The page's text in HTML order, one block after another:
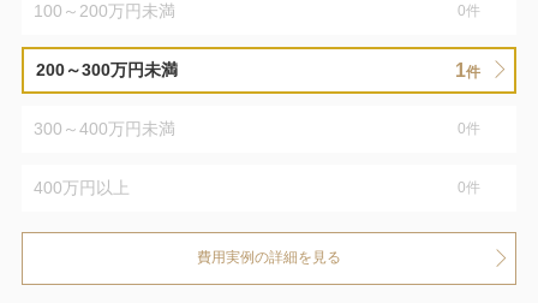
100～200万円未満 0件
200～300万円未満 1件
300～400万円未満 0件
400万円以上 0件
費用実例の詳細を見る